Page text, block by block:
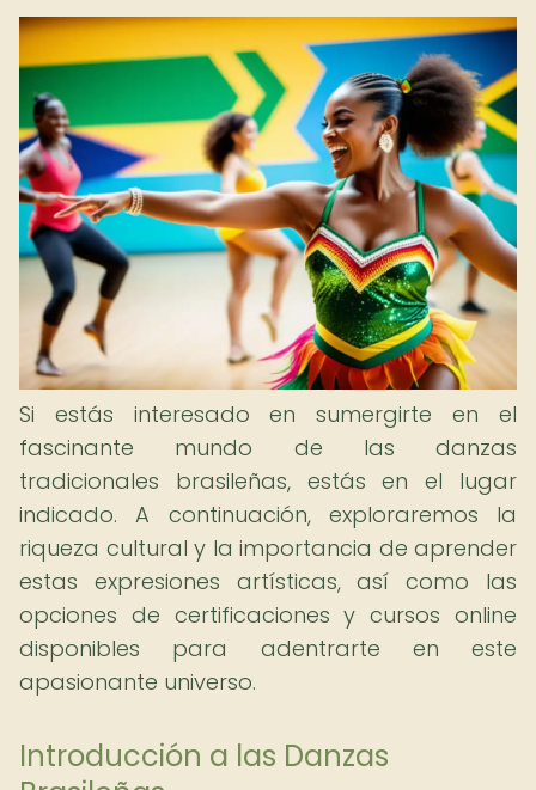
Si estás interesado en sumergirte en el
fascinante mundo de las danzas
tradicionales brasileñas, estás en el lugar
indicado. A continuación, exploraremos la
riqueza cultural y la importancia de aprender
estas expresiones artísticas, así como las
opciones de certificaciones y cursos online
disponibles para adentrarte en este
apasionante universo.
Introducción a las Danzas